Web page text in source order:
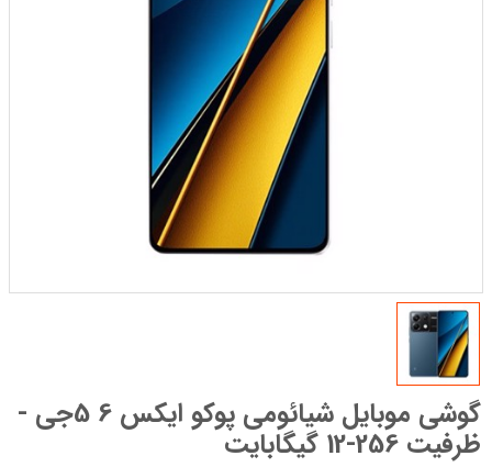
گوشی موبایل شیائومی پوکو ایکس 6 5جی -
ظرفیت 256-12 گیگابایت